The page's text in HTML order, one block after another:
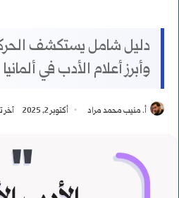
دليل شامل يستكشف
وأبرز أعلام الأدب في ألمانيا
أ. منيب محمد مراد أكتوبر 2, 2025 آخر